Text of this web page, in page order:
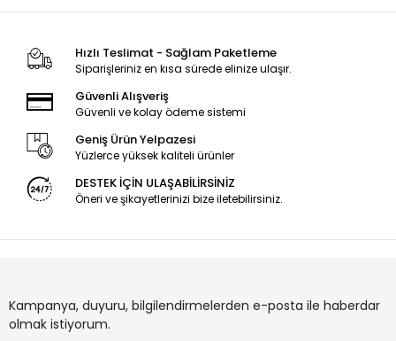
Hızlı Teslimat - Sağlam Paketleme
Siparişleriniz en kısa sürede elinize ulaşır.
Güvenli Alışveriş
Güvenli ve kolay ödeme sistemi
Geniş Ürün Yelpazesi
Yüzlerce yüksek kaliteli ürünler
DESTEK İÇİN ULAŞABİLİRSİNİZ
Öneri ve şikayetlerinizi bize iletebilirsiniz.
Kampanya, duyuru, bilgilendirmelerden e-posta ile haberdar
olmak istiyorum.